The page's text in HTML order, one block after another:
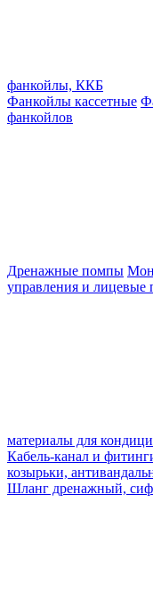
фанкойлы, ККБ
Фанкойлы кассетные
фанкойлов
Дренажные помпы
управления и лицевые
материалы для
Кабель-канал и
козырьки,
Шланг дренажный,